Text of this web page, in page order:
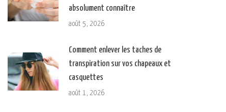
absolument connaître
août 5, 2026
Comment enlever les taches de
transpiration sur vos chapeaux et
casquettes
août 1, 2026